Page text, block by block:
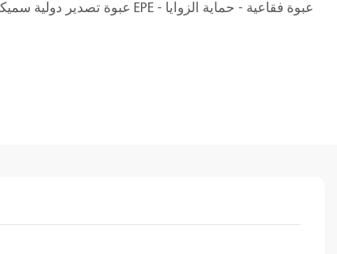
عبوة تصدير دولية سميكة مقاومة للتبخير - قطن EPE - عبوة فقاعية - حماية الزوايا